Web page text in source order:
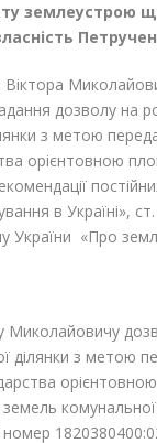
землеустрою
дозволу на
з метою
орієнтовною
в Україні»,
України «Про
з метою
комунальної
номер